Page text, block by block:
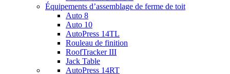
Équipements d’assemblage de ferme de toit
Auto 8
Auto 10
AutoPress 14TL
Rouleau de finition
RoofTracker III
Jack Table
AutoPress 14RT